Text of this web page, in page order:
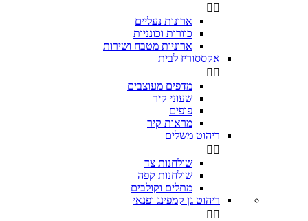
 
ארונות נעליים
כוורות וכונניות
ארוניות מטבח ושירות
אקססוריז לבית
 
מדפים מעוצבים
שעוני קיר
פופים
מראות קיר
ריהוט משלים
 
שולחנות צד
שולחנות קפה
מתלים וקולבים
ריהוט גן קמפינג ופנאי
 